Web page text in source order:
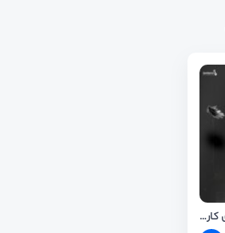
امیرحسین صادقی - صدای کاروان